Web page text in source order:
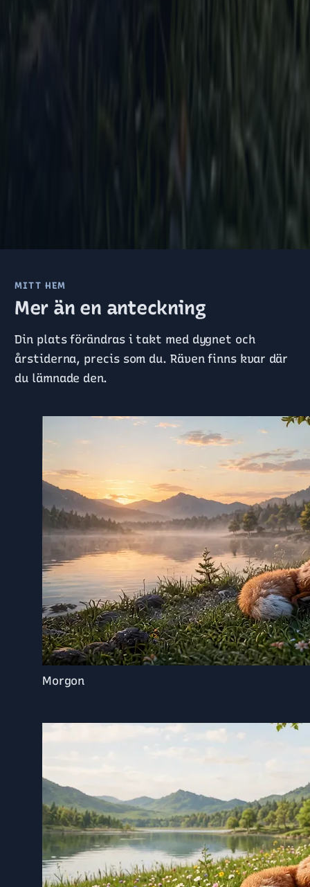
MITT HEM
Mer än en anteckning
Din plats förändras i takt med dygnet och
årstiderna, precis som du. Räven finns kvar där
du lämnade den.
Morgon